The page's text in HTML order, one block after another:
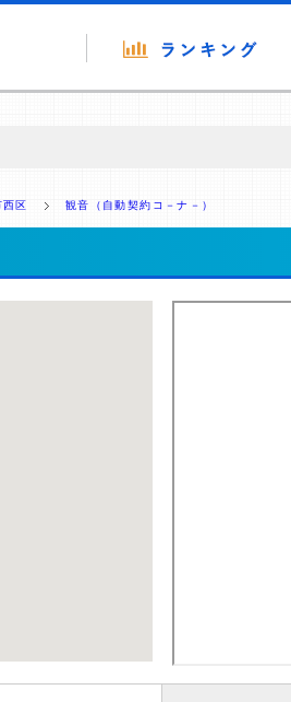
います。
西区 観音（自動契約コ－ナ－）